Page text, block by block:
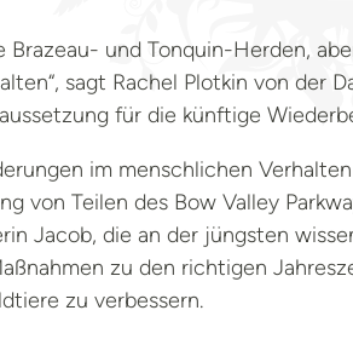
und Tonquin-Herden,
sagt Rachel Plotkin von der
für die künftige
im menschlichen
von Teilen des Bow Valley
Jacob, die an der jüngsten
zu den richtigen
zu verbessern.